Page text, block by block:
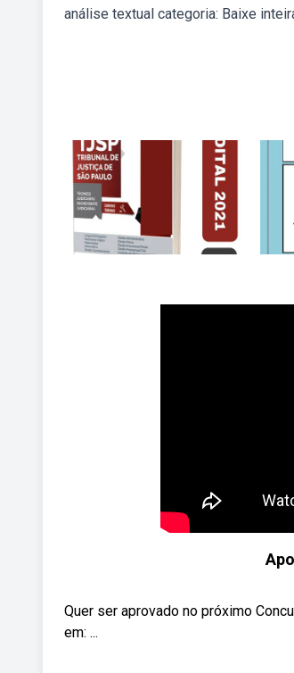
análise textual categoria: Baixe
Quer ser aprovado no próximo
em: ...